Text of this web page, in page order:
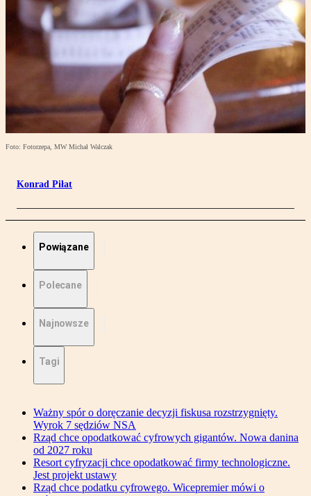
Foto: Fotorzepa, MW Michał Walczak
Konrad Piłat
Powiązane
Polecane
Najnowsze
Tagi
Ważny spór o doręczanie decyzji fiskusa rozstrzygnięty.
Wyrok 7 sędziów NSA
Rząd chce opodatkować cyfrowych gigantów. Nowa danina
od 2027 roku
Resort cyfryzacji chce opodatkować firmy technologiczne.
Jest projekt ustawy
Rząd chce podatku cyfrowego. Wicepremier mówi o